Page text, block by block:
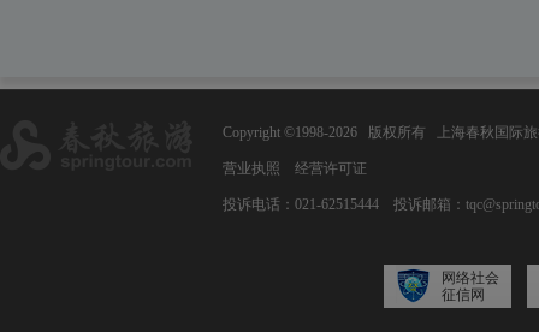
Copyright ©1998-2026 版权所有 上海春秋国际
营业执照 经营许可证
投诉电话：021-62515444 投诉邮箱：
网络社会
征信网